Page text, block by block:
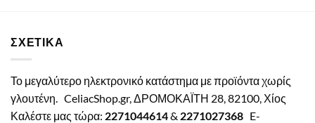
ΣΧΕΤΙΚΑ
Το μεγαλύτερο ηλεκτρονικό κατάστημα με προϊόντα χωρίς
γλουτένη. CeliacShop.gr, ΔΡΟΜΟΚΑΪΤΗ 28, 82100, Χίος
Καλέστε μας τώρα: 2271044614& 2271027368 E-